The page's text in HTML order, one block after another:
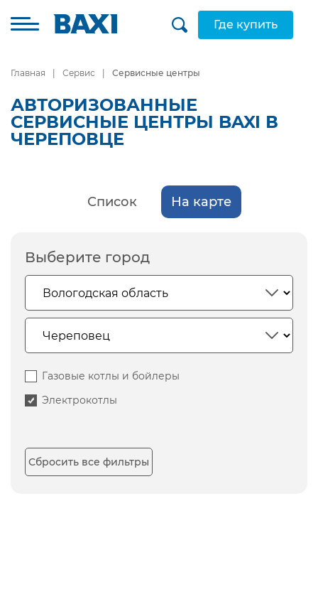
Где купить
Главная Сервис Сервисные центры
АВТОРИЗОВАННЫЕ
СЕРВИСНЫЕ ЦЕНТРЫ BAXI В
ЧЕРЕПОВЦЕ
Список На карте
Выберите город
Газовые котлы и бойлеры
Электрокотлы
Сбросить все фильтры